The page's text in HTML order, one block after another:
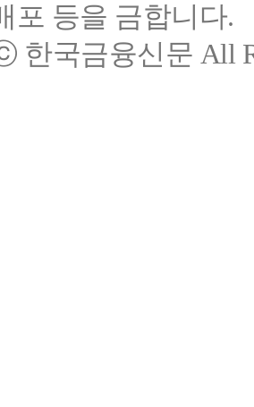
포 등을 금합니다.
한국금융신문 All